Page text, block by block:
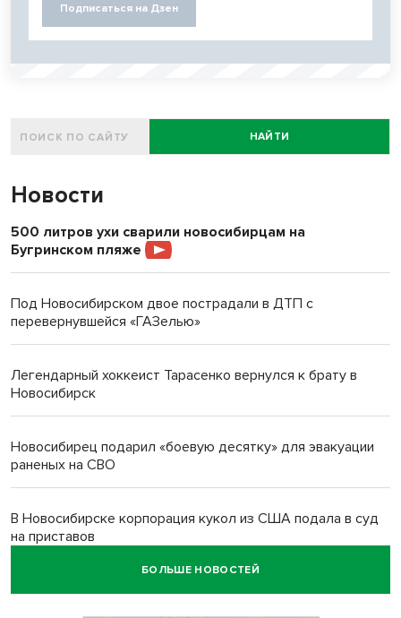
Подписаться на Дзен
НАЙТИ
Новости
500 литров ухи сварили новосибирцам на
Бугринском пляже
Под Новосибирском двое пострадали в ДТП с
перевернувшейся «ГАЗелью»
Легендарный хоккеист Тарасенко вернулся к брату в
Новосибирск
Новосибирец подарил «боевую десятку» для эвакуации
раненых на СВО
В Новосибирске корпорация кукол из США подала в суд
на приставов
БОЛЬШЕ НОВОСТЕЙ